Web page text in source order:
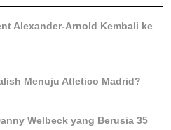
Alexander-Arnold Kembali ke
Menuju Atletico Madrid?
Welbeck yang Berusia 35